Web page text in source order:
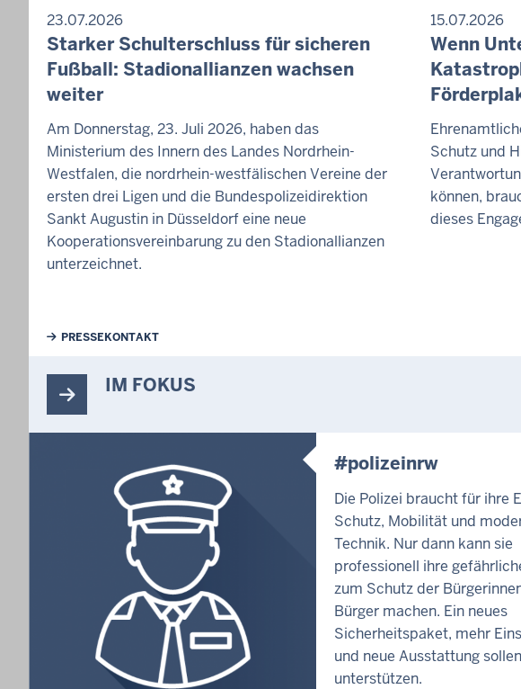
23.07.2026
Starker Schulterschluss für sicheren
Fußball: Stadionallianzen wachsen
weiter
Am Donnerstag, 23. Juli 2026, haben das
Ministerium des Innern des Landes Nordrhein-
Westfalen, die nordrhein-westfälischen Vereine der
ersten drei Ligen und die Bundespolizeidirektion
Sankt Augustin in Düsseldorf eine neue
Kooperationsvereinbarung zu den Stadionallianzen
unterzeichnet.
15.07.2026
Wenn
Schutz und
können,
dieses
Weiterführende Links
PRESSEKONTAKT
IM FOKUS
#polizeinrw
Die Polizei braucht für ihre
Schutz, Mobilität und
Technik. Nur dann kann sie
professionell ihre
zum Schutz der
Bürger machen. Ein neues
Sicherheitspaket, mehr
und neue Ausstattung
unterstützen.